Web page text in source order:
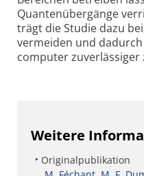
Quan­ten­über­gänge
trägt die Stu­die dazu
ver­mei­den und
com­pu­ter zu­ver­läs­si­ger
Weitere
Originalpublikation